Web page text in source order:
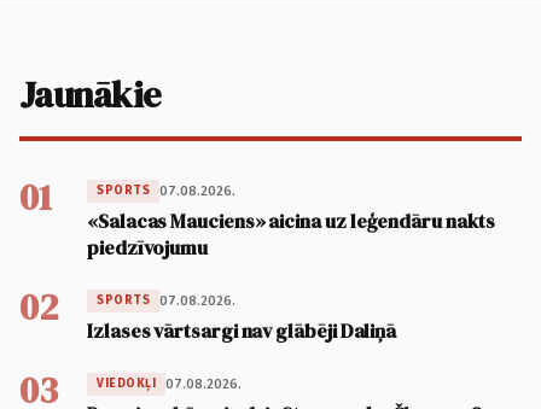
Jaunākie
01 SPORTS 07.08.2026.
«Salacas Mauciens» aicina uz leģendāru nakts
piedzīvojumu
02 SPORTS 07.08.2026.
Izlases vārtsargi nav glābēji Daliņā
03 VIEDOKĻI 07.08.2026.